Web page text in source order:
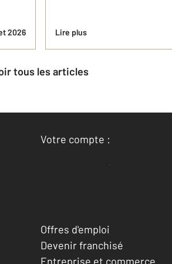
2026 Lire plus
tous les articles
Votre compte :
Accéder à mon compte
Offres d'emploi
Devenir franchisé
Entreprise et commerce